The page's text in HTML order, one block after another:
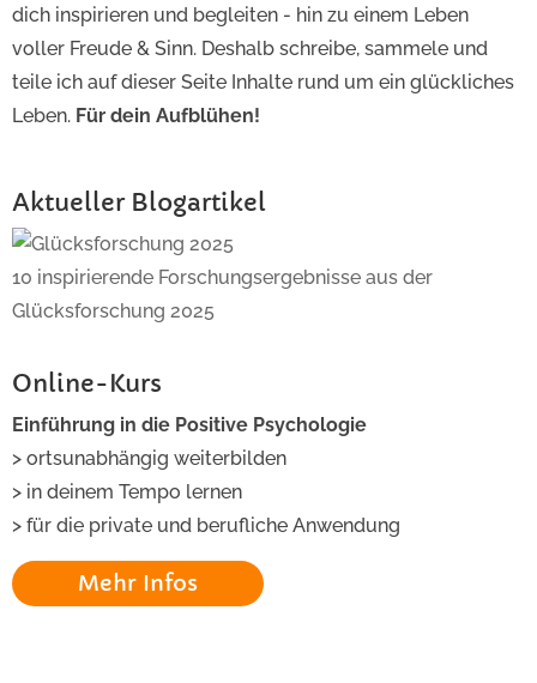
dich inspirieren und begleiten - hin zu einem Leben
voller Freude & Sinn. Deshalb schreibe, sammele und
teile ich auf dieser Seite Inhalte rund um ein glückliches
Leben. Für dein Aufblühen!
Aktueller Blogartikel
10 inspirierende Forschungsergebnisse aus der
Glücksforschung 2025
Online-Kurs
Einführung in die Positive Psychologie
> ortsunabhängig weiterbilden
> in deinem Tempo lernen
> für die private und berufliche Anwendung
Mehr Infos